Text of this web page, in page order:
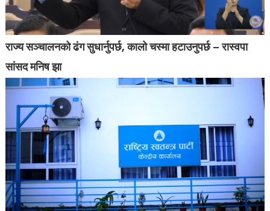
राज्य सञ्चालनको ढंग सुधार्नुपर्छ, कालो चस्मा हटाउनुपर्छ – रास्वपा
सांसद मनिष झा